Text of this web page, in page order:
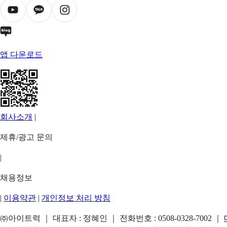
앱 다운로드
회사소개 |
제휴/광고 문의
|
채용정보
| 이용약관 | 개인정보 처리 방침
㈜아이트럭 ｜ 대표자 : 정혜인 ｜ 전화번호 : 0508-0328-7002